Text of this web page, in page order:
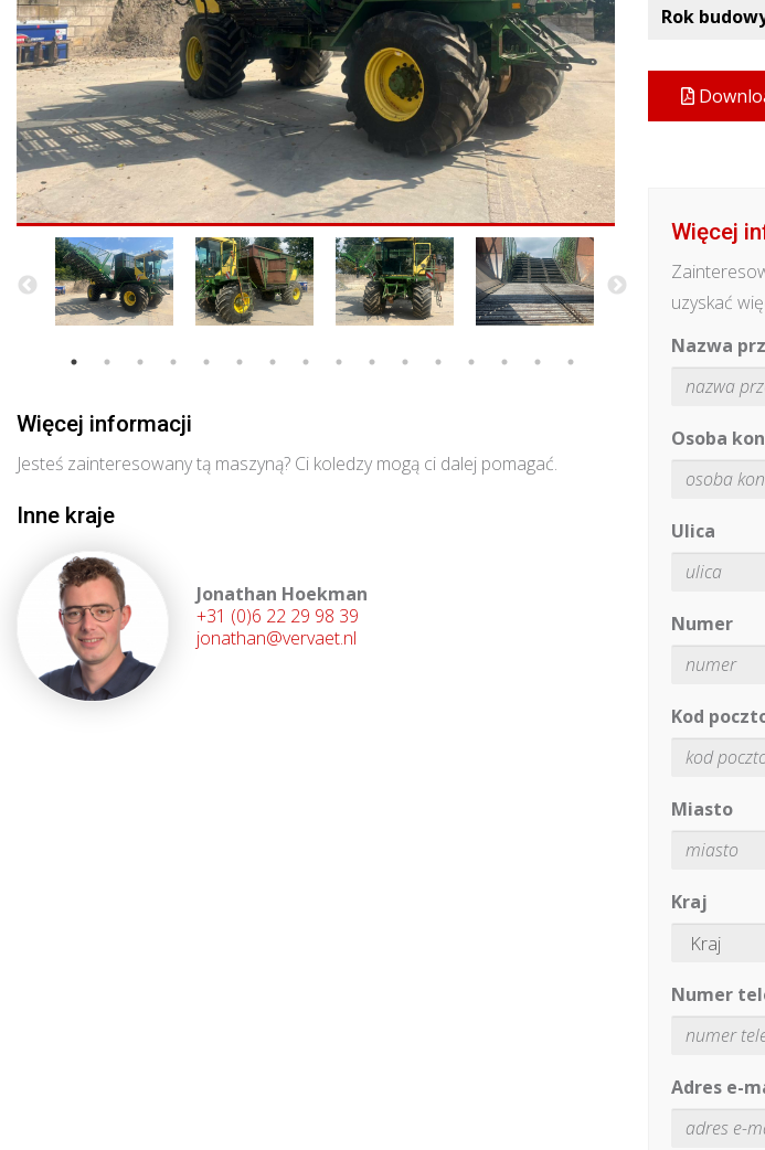
Więcej informacji
Jesteś zainteresowany tą maszyną? Ci koledzy mogą ci dalej pomagać.
Inne kraje
Jonathan Hoekman
+31 (0)6 22 29 98 39
jonathan@vervaet.nl
Rok
Więcej
uzyskać
Nazwa
Osoba
Ulica
Numer
Kod
Miasto
Kraj
Numer
Adres e-